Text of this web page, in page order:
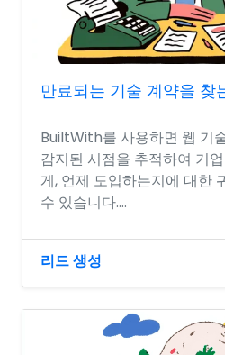
만료되는 기술 계약을 찾
BuiltWith를 사용하면 웹 기
감지된 시점을 추적하여 기
게, 언제 도입하는지에 대한
수 있습니다....
리드 생성